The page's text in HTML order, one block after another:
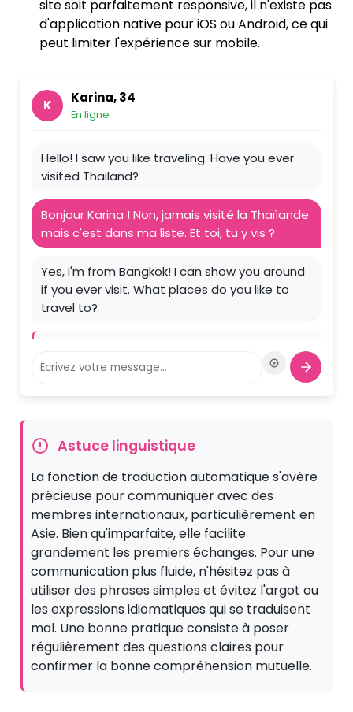
site soit parfaitement responsive, il n'existe pas
d'application native pour iOS ou Android, ce qui
peut limiter l'expérience sur mobile.
K Karina, 34
En ligne
Hello! I saw you like traveling. Have you ever
visited Thailand?
Bonjour Karina ! Non, jamais visité la Thaïlande
mais c'est dans ma liste. Et toi, tu y vis ?
Yes, I'm from Bangkok! I can show you around
if you ever visit. What places do you like to
travel to?
pourrai te faire visiter si tu viens un jour.
Quels sont les endroits que tu aimes visiter
Astuce linguistique
La fonction de traduction automatique s'avère
précieuse pour communiquer avec des
membres internationaux, particulièrement en
Asie. Bien qu'imparfaite, elle facilite
grandement les premiers échanges. Pour une
communication plus fluide, n'hésitez pas à
utiliser des phrases simples et évitez l'argot ou
les expressions idiomatiques qui se traduisent
mal. Une bonne pratique consiste à poser
régulièrement des questions claires pour
confirmer la bonne compréhension mutuelle.